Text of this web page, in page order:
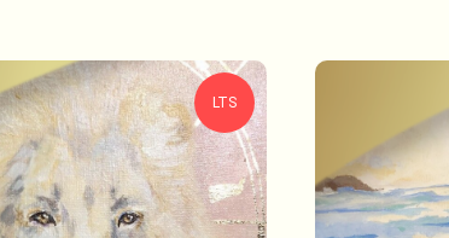
LTS